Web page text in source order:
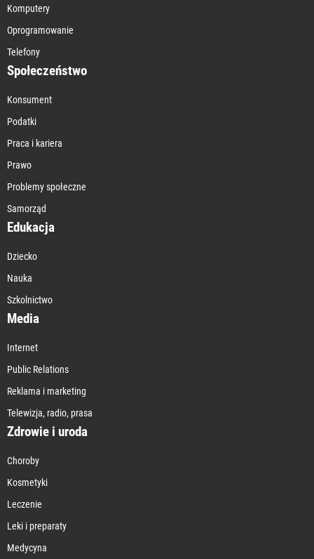
Komputery
Oprogramowanie
Telefony
Społeczeństwo
Konsument
Podatki
Praca i kariera
Prawo
Problemy społeczne
Samorząd
Edukacja
Dziecko
Nauka
Szkolnictwo
Media
Internet
Public Relations
Reklama i marketing
Telewizja, radio, prasa
Zdrowie i uroda
Choroby
Kosmetyki
Leczenie
Leki i preparaty
Medycyna